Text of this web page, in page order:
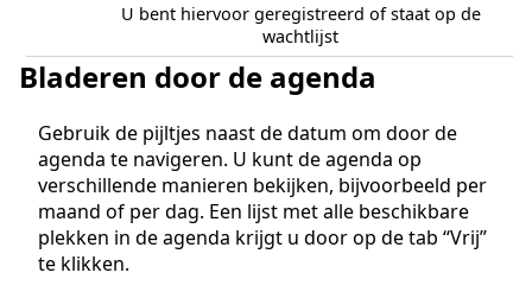
U bent hiervoor geregistreerd of staat op de
wachtlijst
Bladeren door de agenda
Gebruik de pijltjes naast de datum om door de
agenda te navigeren. U kunt de agenda op
verschillende manieren bekijken, bijvoorbeeld per
maand of per dag. Een lijst met alle beschikbare
plekken in de agenda krijgt u door op de tab “Vrij”
te klikken.